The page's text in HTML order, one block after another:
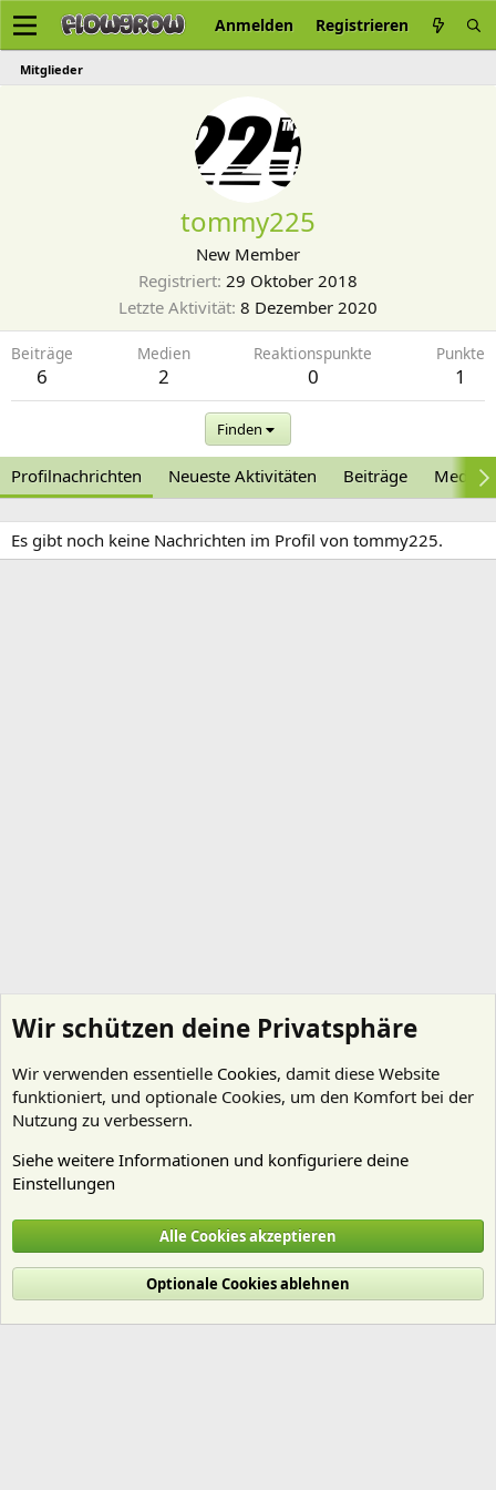
Anmelden Registrieren
Mitglieder
tommy225
New Member
Registriert 29 Oktober 2018
Letzte Aktivität 8 Dezember 2020
Beiträge
6
Medien
2
Reaktionspunkte
0
Punkte
1
Finden
Profilnachrichten Neueste Aktivitäten Beiträge Medien
Es gibt noch keine Nachrichten im Profil von tommy225.
Cookies
Deutsch (Du)
Nutzungsbedingungen
Datenschutz Hilfe und Impressum
R
Wir schützen deine Privatsphäre
Wir verwenden essentielle Cookies, damit diese Website
funktioniert, und optionale Cookies, um den Komfort bei der
Nutzung zu verbessern.
Siehe weitere Informationen und konfiguriere deine
Einstellungen
Alle Cookies akzeptieren
Optionale Cookies ablehnen